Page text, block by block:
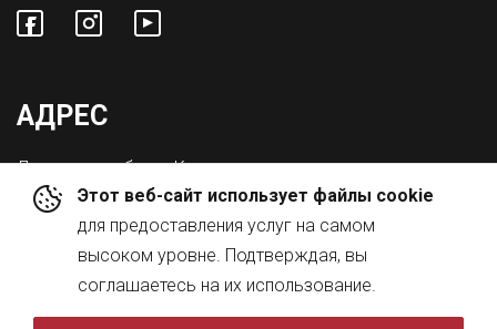
Этот веб-сайт использует файлы cookie
для предоставления услуг на самом
высоком уровне. Подтверждая, вы
соглашаетесь на их использование.
АДРЕС
Львовская обл., с. Конопниця,
ул. Городоцкая 8а